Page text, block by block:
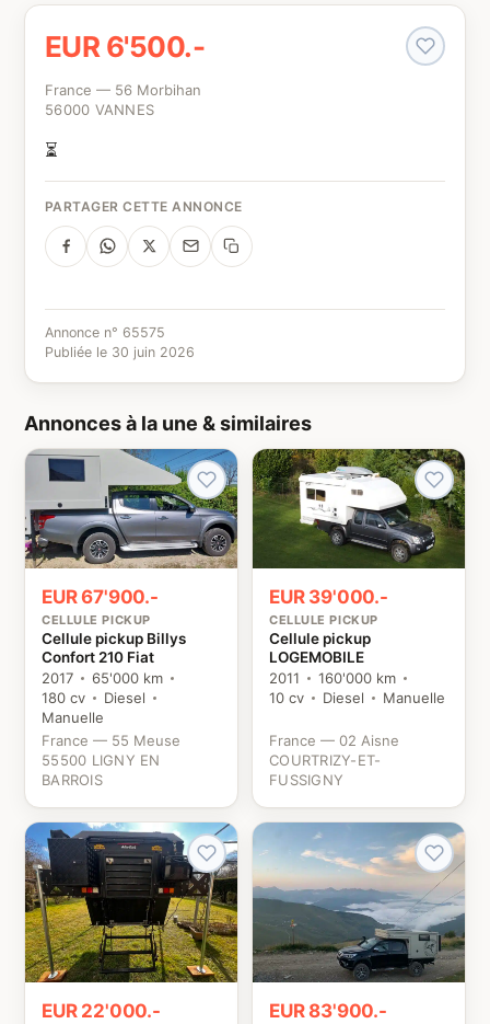
EUR 6'500.-
France — 56 Morbihan
56000 VANNES
⏳
PARTAGER CETTE ANNONCE
Annonce n° 65575
Publiée le 30 juin 2026
Annonces à la une & similaires
EUR 67'900.-
CELLULE PICKUP
Cellule pickup Billys
Confort 210 Fiat
2017
65'000 km
180 cv
Diesel
Manuelle
France — 55 Meuse
55500 LIGNY EN
BARROIS
EUR 39'000.-
CELLULE PICKUP
Cellule pickup
LOGEMOBILE
2011
160'000 km
10 cv
Diesel Manuelle
France — 02 Aisne
COURTRIZY-ET-
FUSSIGNY
EUR 22'000.- EUR 83'900.-